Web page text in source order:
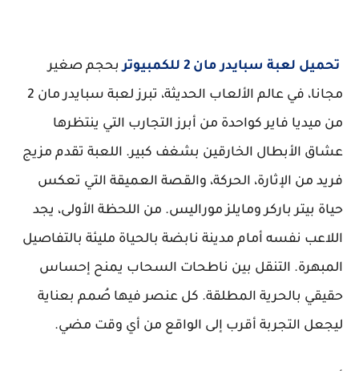
تحميل لعبة سبايدر مان 2 للكمبيوتر
بحجم صغير
مجانا، في عالم الألعاب الحديثة، تبرز لعبة سبايدر مان 2
من ميديا فاير كواحدة من أبرز التجارب التي ينتظرها
عشاق الأبطال الخارقين بشغف كبير. اللعبة تقدم مزيج
فريد من الإثارة، الحركة، والقصة العميقة التي تعكس
حياة بيتر باركر ومايلز موراليس. من اللحظة الأولى، يجد
اللاعب نفسه أمام مدينة نابضة بالحياة مليئة بالتفاصيل
المبهرة. التنقل بين ناطحات السحاب يمنح إحساس
حقيقي بالحرية المطلقة. كل عنصر فيها صُمم بعناية
ليجعل التجربة أقرب إلى الواقع من أي وقت مضي.